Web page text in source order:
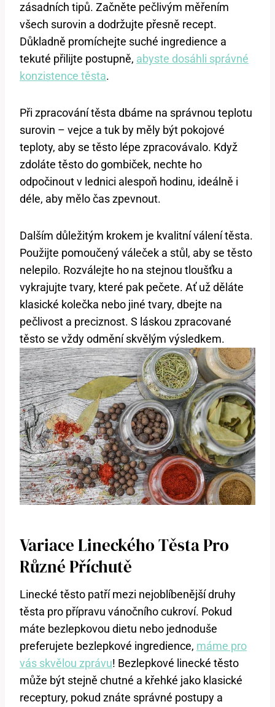
zásadních tipů. Začněte pečlivým měřením
všech surovin a dodržujte přesně recept.
Důkladně promíchejte suché ingredience a
tekuté přilijte postupně, abyste dosáhli správné
konzistence těsta.
Při zpracování těsta dbáme na správnou teplotu
surovin – vejce a tuk by měly být pokojové
teploty, aby se těsto lépe zpracovávalo. Když
zdoláte těsto do gombiček, nechte ho
odpočinout v lednici alespoň hodinu, ideálně i
déle, aby mělo čas zpevnout.
Dalším důležitým krokem je kvalitní válení těsta.
Použijte pomoučený váleček a stůl, aby se těsto
nelepilo. Rozválejte ho na stejnou tloušťku a
vykrajujte tvary, které pak pečete. Ať už děláte
klasické kolečka nebo jiné tvary, dbejte na
pečlivost a preciznost. S láskou zpracované
těsto se vždy odmění skvělým výsledkem.
Variace Lineckého Těsta Pro
Různé Příchutě
Linecké těsto patří mezi nejoblíbenější druhy
těsta pro přípravu vánočního cukroví. Pokud
máte bezlepkovou dietu nebo jednoduše
preferujete bezlepkové ingredience, máme pro
vás skvělou zprávu! Bezlepkové linecké těsto
může být stejně chutné a křehké jako klasické
receptury, pokud znáte správné postupy a